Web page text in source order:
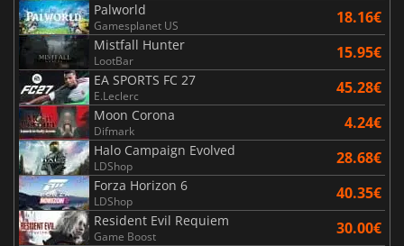
Palworld
Gamesplanet US 18.16€
Mistfall Hunter
LootBar 15.95€
EA SPORTS FC 27
E.Leclerc 45.28€
Moon Corona
Difmark 4.24€
Halo Campaign Evolved
LDShop 28.68€
Forza Horizon 6
LDShop 40.35€
Resident Evil Requiem
Game Boost 30.00€